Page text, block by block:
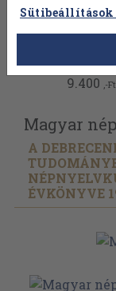
Vissza az
9.400 ,-Ft
Magyar
A
ÉVKÖNYVE
Sütibeállítások